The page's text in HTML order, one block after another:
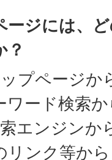
ージには、
？
プページか
ワード検索か
エンジンか
リンク等から